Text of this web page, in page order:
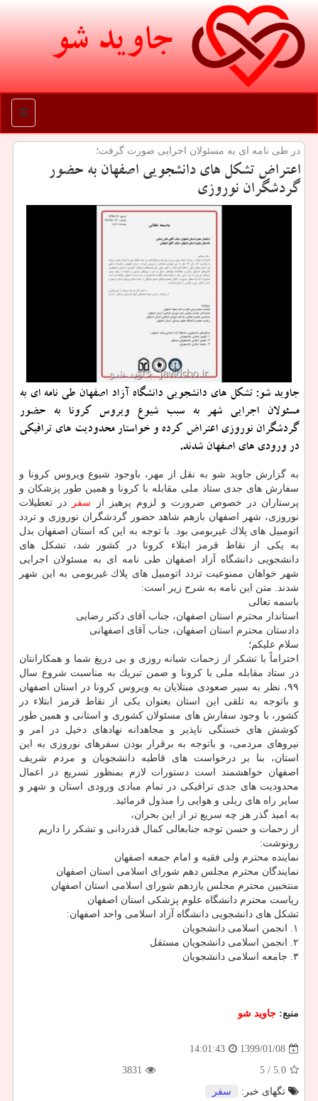
جاوید شو
منو
در طی نامه ای به مسئولان اجرایی صورت گرفت؛
اعتراض تشكل های دانشجویی اصفهان به حضور
گردشگران نوروزی
جاوید شو: تشكل های دانشجویی دانشگاه آزاد اصفهان طی نامه ای به
مسئولان اجرایی شهر به سبب شیوع ویروس كرونا به حضور
گردشگران نوروزی اعتراض كرده و خواستار محدودیت های ترافیكی
در ورودی های اصفهان شدند.
به گزارش جاوید شو به نقل از مهر، باوجود شیوع ویروس كرونا و
سفارش های جدی ستاد ملی مقابله با كرونا و همین طور پزشكان و
پرستاران در خصوص ضرورت و لزوم پرهیز از سفر
در تعطیلات
نوروزی، شهر اصفهان بازهم شاهد حضور گردشگران نوروزی و تردد
اتومبیل های پلاك غیربومی بود. با توجه به این كه استان اصفهان بدل
به یكی از نقاط قرمز ابتلاء كرونا در كشور شد، تشكل های
دانشجویی دانشگاه آزاد اصفهان طی نامه ای به مسئولان اجرایی
شهر خواهان ممنوعیت تردد اتومبیل های پلاك غیربومی به این شهر
شدند. متن این نامه به شرح زیر است:
باسمه تعالی
استاندار محترم استان اصفهان، جناب آقای دكتر رضایی
دادستان محترم استان اصفهان، جناب آقای اصفهانی
سلام علیكم؛
احتراماً با تشكر از زحمات شبانه روزی و بی دریغ شما و همكارانتان
در ستاد مقابله ملی با كرونا و ضمن تبریك به مناسبت شروع سال
۹۹، نظر به سیر صعودی مبتلایان به ویروس كرونا در استان اصفهان
و باتوجه به تلقی این استان بعنوان یكی از نقاط قرمز ابتلاء در
كشور، با وجود سفارش های مسئولان كشوری و استانی و همین طور
كوشش های خستگی ناپذیر و مجاهدانه نهادهای دخیل در امر و
نیروهای مردمی، و باتوجه به برقرار بودن سفرهای نوروزی به این
استان، بنا بر درخواست های قاطبه دانشجویان و مردم شریف
اصفهان خواهشمند است دستورات لازم بمنظور تسریع در اعمال
محدودیت های جدی ترافیكی در تمام مبادی ورودی استان و شهر و
سایر راه های ریلی و هوایی را مبذول فرمائید.
به امید گذر هر چه سریع تر از این بحران،
از زحمات و حسن توجه جنابعالی كمال قدردانی و تشكر را داریم
رونوشت:
نماینده محترم ولی فقیه و امام جمعه اصفهان
نمایندگان محترم مجلس دهم شورای اسلامی استان اصفهان
منتخبین محترم مجلس یازدهم شورای اسلامی استان اصفهان
ریاست محترم دانشگاه علوم پزشكی استان اصفهان
تشكل های دانشجویی دانشگاه آزاد اسلامی واحد اصفهان:
۱. انجمن اسلامی دانشجویان
۲. انجمن اسلامی دانشجویان مستقل
۳. جامعه اسلامی دانشجویان
منبع: جاوید شو
1399/01/08
14:01:43
5.0
/ 5
3831
تگهای خبر:
سفر